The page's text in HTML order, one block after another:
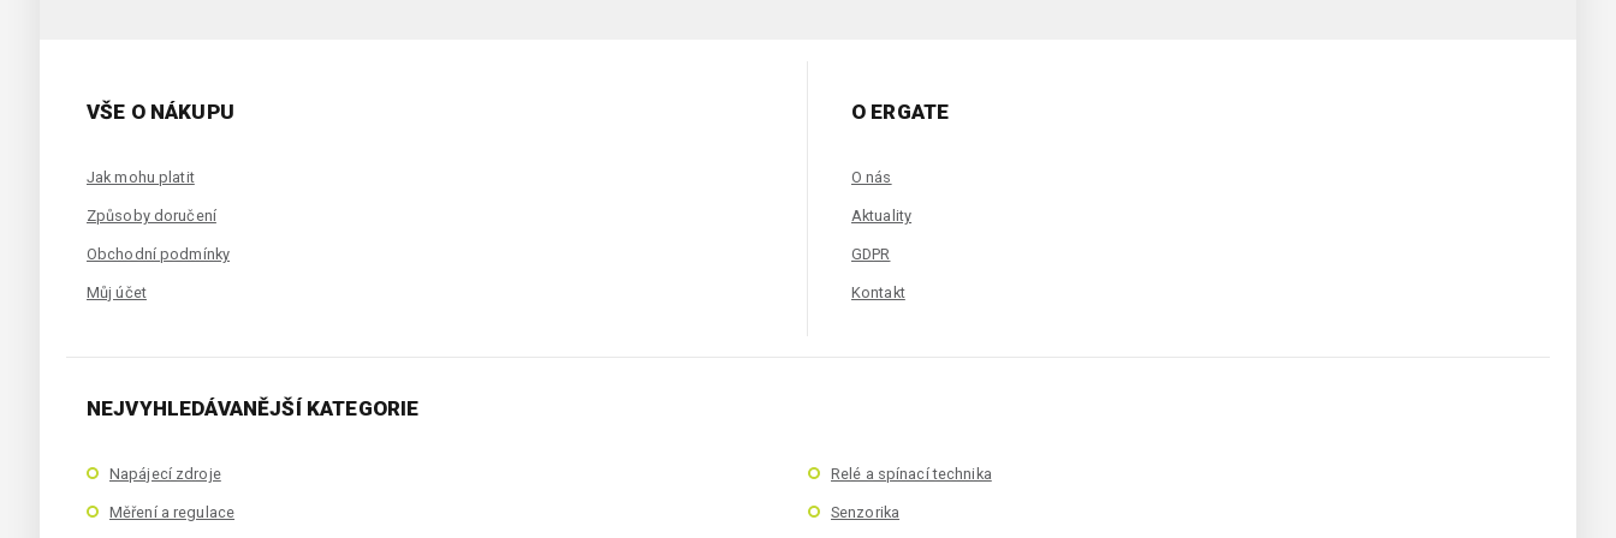
VŠE O NÁKUPU
Jak mohu platit
Způsoby doručení
Obchodní podmínky
Můj účet
O ERGATE
O nás
Aktuality
GDPR
Kontakt
NEJVYHLEDÁVANĚJŠÍ KATEGORIE
Napájecí zdroje Relé a spínací technika
Měření a regulace Senzorika